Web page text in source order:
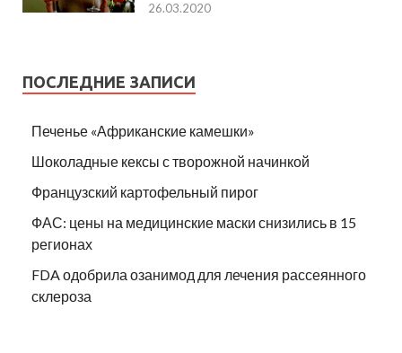
26.03.2020
ПОСЛЕДНИЕ ЗАПИСИ
Печенье «Африканские камешки»
Шоколадные кексы с творожной начинкой
Французский картофельный пирог
ФАС: цены на медицинские маски снизились в 15
регионах
FDA одобрила озанимод для лечения рассеянного
склероза